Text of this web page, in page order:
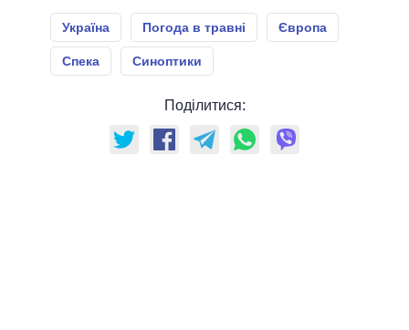
Україна Погода в травні Європа
Спека Синоптики
Поділитися: